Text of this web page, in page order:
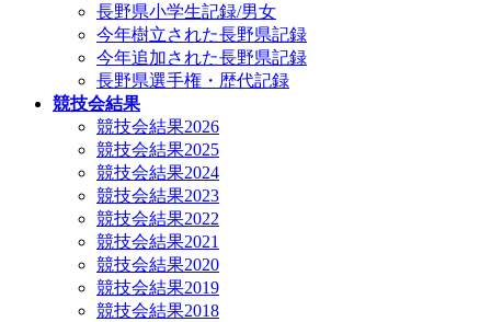
長野県小学生記録/男女
今年樹立された長野県記録
今年追加された長野県記録
長野県選手権・歴代記録
競技会結果
競技会結果2026
競技会結果2025
競技会結果2024
競技会結果2023
競技会結果2022
競技会結果2021
競技会結果2020
競技会結果2019
競技会結果2018